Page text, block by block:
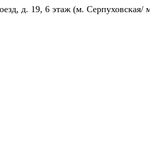
д. 19, 6 этаж (м.